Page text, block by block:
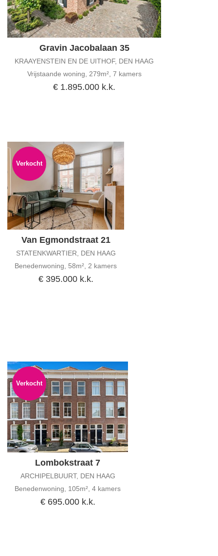
Gravin Jacobalaan 35
KRAAYENSTEIN EN DE UITHOF, DEN HAAG
Vrijstaande woning, 279m², 7 kamers
€ 1.895.000 k.k.
Verkocht
Van Egmondstraat 21
STATENKWARTIER, DEN HAAG
Benedenwoning, 58m², 2 kamers
€ 395.000 k.k.
Verkocht
Lombokstraat 7
ARCHIPELBUURT, DEN HAAG
Benedenwoning, 105m², 4 kamers
€ 695.000 k.k.